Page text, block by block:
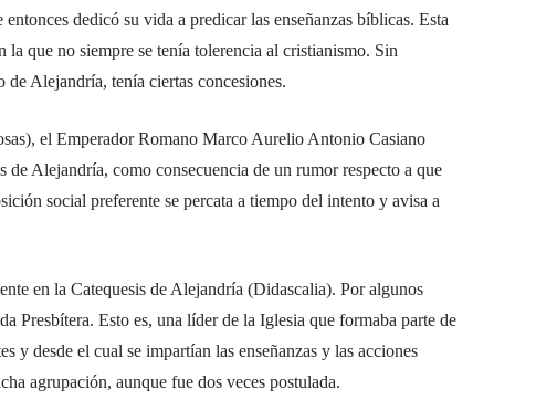
dedicó su vida a predicar las enseñanzas bíblicas. Esta
que no siempre se tenía tolerencia al cristianismo. Sin
Alejandría, tenía ciertas concesiones.
el Emperador Romano Marco Aurelio Antonio Casiano
Alejandría, como consecuencia de un rumor respecto a que
social preferente se percata a tiempo del intento y avisa a
en la Catequesis de Alejandría (Didascalia). Por algunos
Presbítera. Esto es, una líder de la Iglesia que formaba parte de
y desde el cual se impartían las enseñanzas y las acciones
agrupación, aunque fue dos veces postulada.